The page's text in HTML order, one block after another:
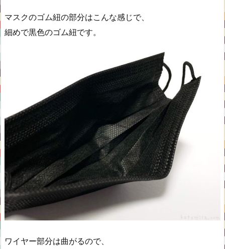
マスクのゴム紐の部分はこんな感じで、
細めで黒色のゴム紐です。
ワイヤー部分は曲がるので、